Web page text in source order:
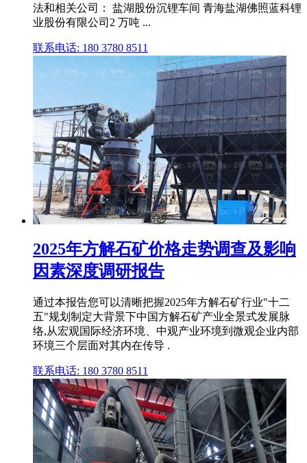
法和相关公司： 盐湖股份沉锂车间 青海盐湖佛照蓝科锂
业股份有限公司2 万吨 ...
联系电话: 180 3780 8511
2025年方解石矿价格走势调查及影响
因素深度调研报告
通过本报告您可以清晰把握2025年方解石矿行业"十二
五"规划制定大背景下中国方解石矿产业全景式发展脉
络,从宏观国际经济环境、中观产业环境到微观企业内部
环境三个层面对其内在传导 .
联系电话: 180 3780 8511